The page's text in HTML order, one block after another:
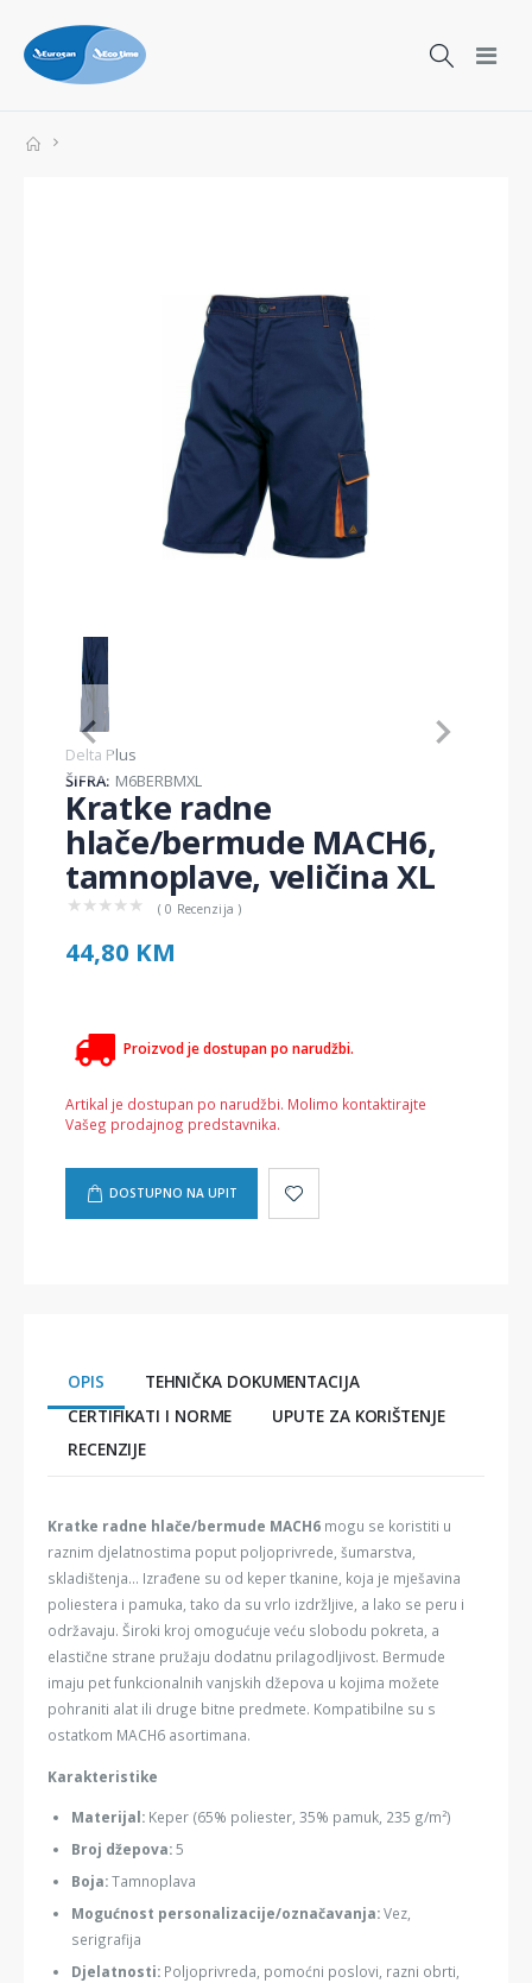
Item
1
of
1
Delta Plus
ŠIFRA: M6BERBMXL
Kratke radne
hlače/bermude MACH6,
tamnoplave, veličina XL
★ ★ ★ ★ ★ ( 0 Recenzija )
44,80 KM
Proizvod je dostupan po narudžbi.
Artikal je dostupan po narudžbi. Molimo kontaktirajte
Vašeg prodajnog predstavnika.
DOSTUPNO NA UPIT
OPIS
TEHNIČKA DOKUMENTACIJA
CERTIFIKATI I NORME
UPUTE ZA KORIŠTENJE
RECENZIJE
Kratke radne hlače/bermude MACH6 mogu se koristiti u
raznim djelatnostima poput poljoprivrede, šumarstva,
skladištenja... Izrađene su od keper tkanine, koja je mješavina
poliestera i pamuka, tako da su vrlo izdržljive, a lako se peru i
održavaju. Široki kroj omogućuje veću slobodu pokreta, a
elastične strane pružaju dodatnu prilagodljivost. Bermude
imaju pet funkcionalnih vanjskih džepova u kojima možete
pohraniti alat ili druge bitne predmete. Kompatibilne su s
ostatkom MACH6 asortimana.
Karakteristike
Materijal: Keper (65% poliester, 35% pamuk, 235 g/m²)
Broj džepova:5
Boja:Tamnoplava
Mogućnost personalizacije/označavanja:Vez,
serigrafija
Djelatnosti: Poljoprivreda, pomoćni poslovi, razni obrti,